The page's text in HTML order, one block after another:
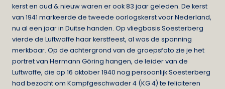
kerst en oud & nieuw waren er ook 83 jaar geleden. De kerst
van 1941 markeerde de tweede oorlogskerst voor Nederland,
nu al een jaar in Duitse handen. Op vliegbasis Soesterberg
vierde de Luftwaffe haar kerstfeest, al was de spanning
merkbaar. Op de achtergrond van de groepsfoto zie je het
portret van Hermann Göring hangen, de leider van de
Luftwaffe, die op 16 oktober 1940 nog persoonlijk Soesterberg
had bezocht om Kampfgeschwader 4 (KG 4) te feliciteren